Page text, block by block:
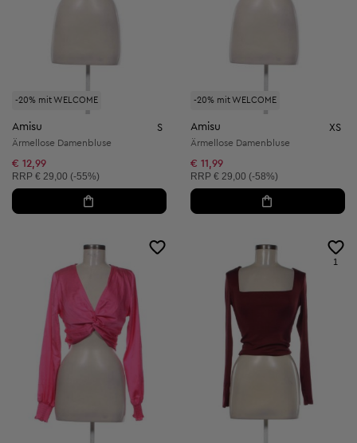
-20% mit WELCOME
Amisu S
Ärmellose Damenbluse
€ 12,99
Unverbindliche Preisempfehlung:
RRP € 29,00 (-55%)
-20% mit WELCOME
Amisu XS
Ärmellose Damenbluse
€ 11,99
Unverbindliche Preisempfehlung:
RRP € 29,00 (-58%)
1